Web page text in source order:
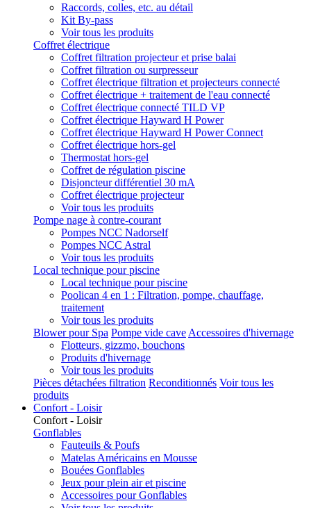
Raccords, colles, etc. au détail
Kit By-pass
Voir tous les produits
Coffret électrique
Coffret filtration projecteur et prise balai
Coffret filtration ou surpresseur
Coffret électrique filtration et projecteurs connecté
Coffret électrique + traitement de l'eau connecté
Coffret électrique connecté TILD VP
Coffret électrique Hayward H Power
Coffret électrique Hayward H Power Connect
Coffret électrique hors-gel
Thermostat hors-gel
Coffret de régulation piscine
Disjoncteur différentiel 30 mA
Coffret électrique projecteur
Voir tous les produits
Pompe nage à contre-courant
Pompes NCC Nadorself
Pompes NCC Astral
Voir tous les produits
Local technique pour piscine
Local technique pour piscine
Poolican 4 en 1 : Filtration, pompe, chauffage,
traitement
Voir tous les produits
Blower pour Spa Pompe vide cave Accessoires d'hivernage
Flotteurs, gizzmo, bouchons
Produits d'hivernage
Voir tous les produits
Pièces détachées filtration Reconditionnés Voir tous les
produits
Confort - Loisir
Confort - Loisir
Gonflables
Fauteuils & Poufs
Matelas Américains en Mousse
Bouées Gonflables
Jeux pour plein air et piscine
Accessoires pour Gonflables